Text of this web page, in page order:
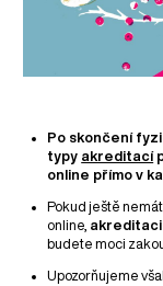
Po skončení
typy akreditací
online přímo v
Pokud ještě
online, akreditaci
budete moci
Upozorňujeme